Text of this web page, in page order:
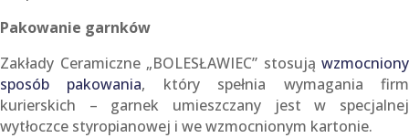
Pakowanie garnków
Zakłady Ceramiczne „BOLESŁAWIEC” stosują wzmocniony
sposób pakowania, który spełnia wymagania firm
kurierskich – garnek umieszczany jest w specjalnej
wytłoczce styropianowej i we wzmocnionym kartonie.